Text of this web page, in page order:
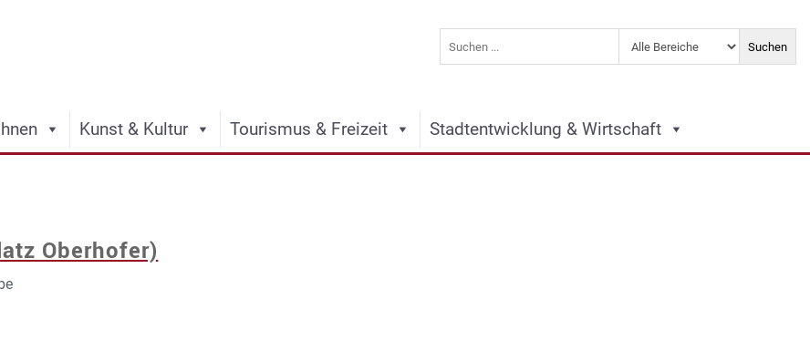
Kunst & Kultur Tourismus & Freizeit Stadtentwicklung & Wirtschaft
Oberhofer)